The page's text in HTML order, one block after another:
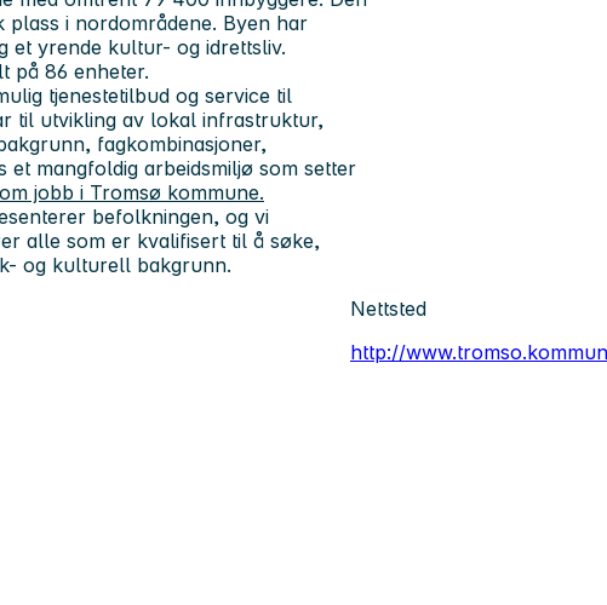
plass i nordområdene. Byen har
et yrende kultur- og idrettsliv.
på 86 enheter.
tjenestetilbud og service til
til utvikling av lokal infrastruktur,
fagkombinasjoner,
mangfoldig arbeidsmiljø som setter
jobb i Tromsø kommune.
befolkningen, og vi
alle som er kvalifisert til å søke,
og kulturell bakgrunn.
Nettsted
http://